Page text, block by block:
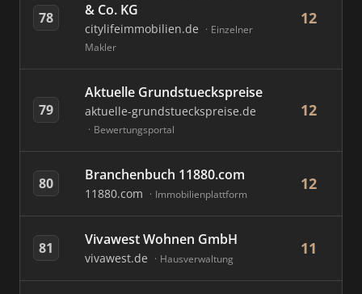
78
& Co. KG
citylifeimmobilien.de
Einzelner
Makler
12
79
Aktuelle Grundstueckspreise
aktuelle-grundstueckspreise.de
Bewertungsportal
12
80 Branchenbuch 11880.com
11880.com Immobilienplattform
12
81 Vivawest Wohnen GmbH
vivawest.de Hausverwaltung
11